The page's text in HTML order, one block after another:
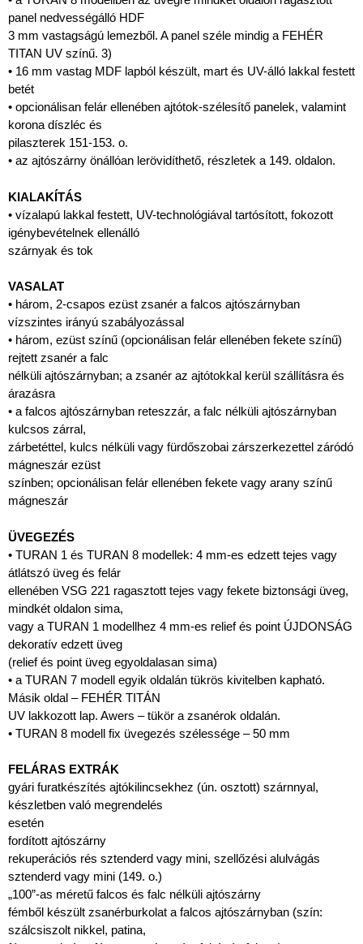
panel nedvességálló HDF
3 mm vastagságú lemezből. A panel széle mindig a FEHÉR
TITAN UV színű. 3)
• 16 mm vastag MDF lapból készült, mart és UV-álló lakkal festett
betét
• opcionálisan felár ellenében ajtótok-szélesítő panelek, valamint
korona díszléc és
pilaszterek 151-153. o.
• az ajtószárny önállóan lerövidíthető, részletek a 149. oldalon.
KIALAKÍTÁS
• vízalapú lakkal festett, UV-technológiával tartósított, fokozott
igénybevételnek ellenálló
szárnyak és tok
VASALAT
• három, 2-csapos ezüst zsanér a falcos ajtószárnyban
vízszintes irányú szabályozással
• három, ezüst színű (opcionálisan felár ellenében fekete színű)
rejtett zsanér a falc
nélküli ajtószárnyban; a zsanér az ajtótokkal kerül szállításra és
árazásra
• a falcos ajtószárnyban reteszzár, a falc nélküli ajtószárnyban
kulcsos zárral,
zárbetéttel, kulcs nélküli vagy fürdőszobai zárszerkezettel záródó
mágneszár ezüst
színben; opcionálisan felár ellenében fekete vagy arany színű
mágneszár
ÜVEGEZÉS
• TURAN 1 és TURAN 8 modellek: 4 mm-es edzett tejes vagy
átlátszó üveg és felár
ellenében VSG 221 ragasztott tejes vagy fekete biztonsági üveg,
mindkét oldalon sima,
vagy a TURAN 1 modellhez 4 mm-es relief és point ÚJDONSÁG
dekoratív edzett üveg
(relief és point üveg egyoldalasan sima)
• a TURAN 7 modell egyik oldalán tükrös kivitelben kapható.
Másik oldal – FEHÉR TITÁN
UV lakkozott lap. Awers – tükör a zsanérok oldalán.
• TURAN 8 modell fix üvegezés szélessége – 50 mm
FELÁRAS EXTRÁK
gyári furatkészítés ajtókilincsekhez (ún. osztott) szárnnyal,
készletben való megrendelés
esetén
fordított ajtószárny
rekuperációs rés sztenderd vagy mini, szellőzési alulvágás
sztenderd vagy mini (149. o.)
„100”-as méretű falcos és falc nélküli ajtószárny
fémből készült zsanérburkolat a falcos ajtószárnyban (szín:
szálcsiszolt nikkel, patina,